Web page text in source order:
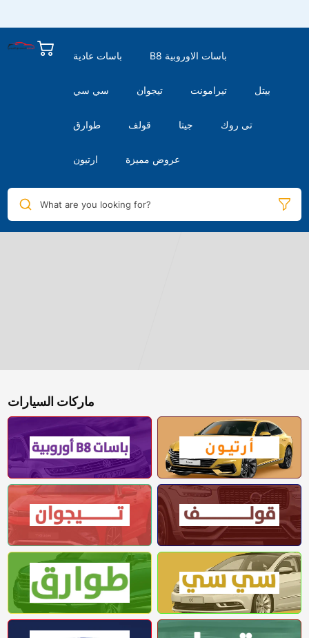
باسات عادية B8 باسات الاوروبية
سي سي تيجوان تيرامونت بيتل
طوارق قولف جيتا تى روك
ارتيون عروض مميزة
What are you looking for?
ماركات السيارات